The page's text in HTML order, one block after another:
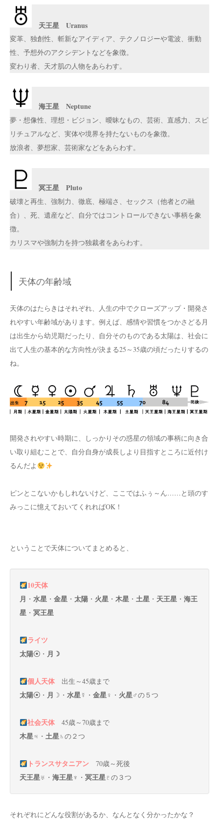
天王星 Uranus
変革、独創性、斬新なアイディア、テクノロジーや電波、衝動
性、予想外のアクシデントなどを象徴。
変わり者、天才肌の人物をあらわす。
海王星 Neptune
夢・想像性、理想・ビジョン、曖昧なもの、芸術、直感力、スピ
リチュアルなど、実体や境界を持たないものを象徴。
放浪者、夢想家、芸術家などをあらわす。
冥王星 Pluto
破壊と再生、強制力、徹底、極端さ、セックス（他者との融
合）、死、遺産など、自分ではコントロールできない事柄を象
徴。
カリスマや強制力を持つ独裁者をあらわす。
天体の年齢域
天体のはたらきはそれぞれ、人生の中でクローズアップ・開発さ
れやすい年齢域があります。例えば、感情や習慣をつかさどる月
は出生から幼児期だったり、自分そのものである太陽は、社会に
出て人生の基本的な方向性が決まる25～35歳の頃だったりするの
ね。
開発されやすい時期に、しっかりその惑星の領域の事柄に向き合
い取り組むことで、自分自身が成長しより目指すところに近付け
るんだよ
ピンとこないかもしれないけど、ここではふぅ～ん……と頭のす
みっこに憶えておいてくれればOK！
ということで天体についてまとめると、
10天体
月 ・ 水星 ・ 金星 ・ 太陽 ・ 火星 ・ 木星 ・ 土星 ・ 天王星 ・ 海王
星 ・ 冥王星
ライツ
太陽☉ ・ 月☽
個人天体出生～45歳まで
太陽☉ ・ 月 ☽・ 水星☿ ・ 金星♀・ 火星♂の５つ
社会天体45歳～70歳まで
木星♃・ 土星♄の２つ
トランスサタニアン 70歳～死後
天王星♅・ 海王星♆・ 冥王星♇の３つ
それぞれにどんな役割があるか、なんとなく分かったかな？